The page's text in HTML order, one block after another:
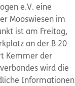
e.V. eine
Mooswiesen im
ist am Freitag,
an der B 20
Kemmer der
wird die
Informationen